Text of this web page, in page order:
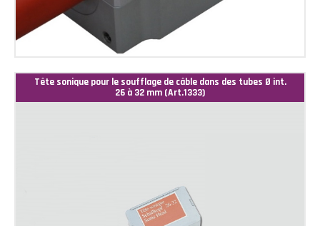
Tête sonique pour le soufflage de câble dans des tubes Ø int.
26 à 32 mm (Art.1333)